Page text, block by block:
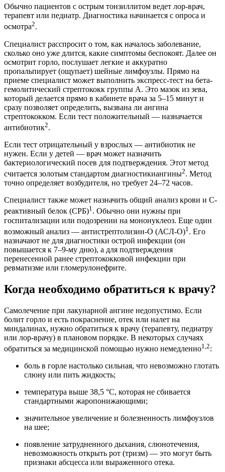
Обычно пациентов с острым тонзиллитом ведет лор-врач,
терапевт или педиатр. Диагностика начинается с опроса и
осмотра2.
Специалист расспросит о том, как началось заболевание,
сколько оно уже длится, какие симптомы беспокоят. Далее он
осмотрит горло, послушает легкие и аккуратно
пропальпирует (ощупает) шейные лимфоузлы. Прямо на
приеме специалист может выполнить экспресс-тест на бета-
гемолитический стрептококк группы А. Это мазок из зева,
который делается прямо в кабинете врача за 5–15 минут и
сразу позволяет определить, вызвана ли ангина
стрептококком. Если тест положительный — назначается
антибиотик2.
Если тест отрицательный у взрослых — антибиотик не
нужен. Если у детей — врач может назначить
бактериологический посев для подтверждения. Этот метод
считается золотым стандартом диагностикиангины2. Метод
точно определяет возбудителя, но требует 24–72 часов.
Специалист также может назначить общий анализ крови и С-
реактивный белок (СРБ)1. Обычно они нужны при
госпитализации или подозрении на мононуклеоз. Еще один
возможный анализ — антистрептолизин-О (АСЛ-О)1 . Его
назначают не для диагностики острой инфекции (он
повышается к 7–9-му дню), а для подтверждения
перенесенной ранее стрептококковой инфекции при
ревматизме или гломерулонефрите.
Когда необходимо обратиться к врачу?
Самолечение при лакунарной ангине недопустимо. Если
болит горло и есть покраснение, отек или налет на
миндалинах, нужно обратиться к врачу (терапевту, педиатру
или лор-врачу) в плановом порядке. В некоторых случаях
обратиться за медицинской помощью нужно немедленно1,2:
боль в горле настолько сильная, что невозможно глотать
слюну или пить жидкость;
температура выше 38,5 °C, которая не сбивается
стандартными жаропонижающими;
значительное увеличение и болезненность лимфоузлов
на шее;
появление затрудненного дыхания, слюнотечения,
невозможность открыть рот (тризм) — это могут быть
признаки абсцесса или выраженного отека.